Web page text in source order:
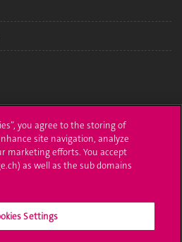
you agree to the storing of
site navigation, analyze
marketing efforts. You accept
as well as the sub domains
Settings